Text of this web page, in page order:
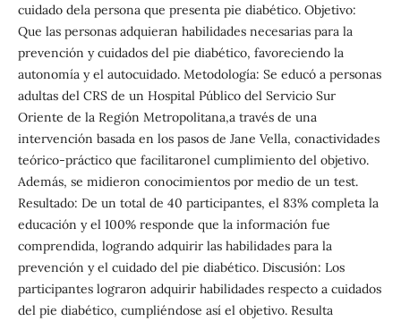
cuidado dela persona que presenta pie diabético. Objetivo:
Que las personas adquieran habilidades necesarias para la
prevención y cuidados del pie diabético, favoreciendo la
autonomía y el autocuidado. Metodología: Se educó a personas
adultas del CRS de un Hospital Público del Servicio Sur
Oriente de la Región Metropolitana,a través de una
intervención basada en los pasos de Jane Vella, conactividades
teórico-práctico que facilitaronel cumplimiento del objetivo.
Además, se midieron conocimientos por medio de un test.
Resultado: De un total de 40 participantes, el 83% completa la
educación y el 100% responde que la información fue
comprendida, logrando adquirir las habilidades para la
prevención y el cuidado del pie diabético. Discusión: Los
participantes lograron adquirir habilidades respecto a cuidados
del pie diabético, cumpliéndose así el objetivo. Resulta